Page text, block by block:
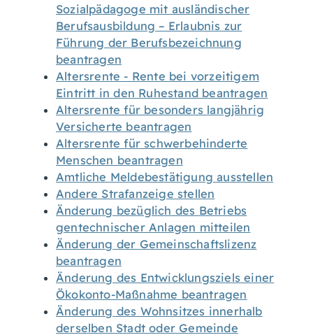
Sozialpädagoge mit ausländischer
Berufsausbildung – Erlaubnis zur
Führung der Berufsbezeichnung
beantragen
Altersrente - Rente bei vorzeitigem
Eintritt in den Ruhestand beantragen
Altersrente für besonders langjährig
Versicherte beantragen
Altersrente für schwerbehinderte
Menschen beantragen
Amtliche Meldebestätigung ausstellen
Andere Strafanzeige stellen
Änderung bezüglich des Betriebs
gentechnischer Anlagen mitteilen
Änderung der Gemeinschaftslizenz
beantragen
Änderung des Entwicklungsziels einer
Ökokonto-Maßnahme beantragen
Änderung des Wohnsitzes innerhalb
derselben Stadt oder Gemeinde